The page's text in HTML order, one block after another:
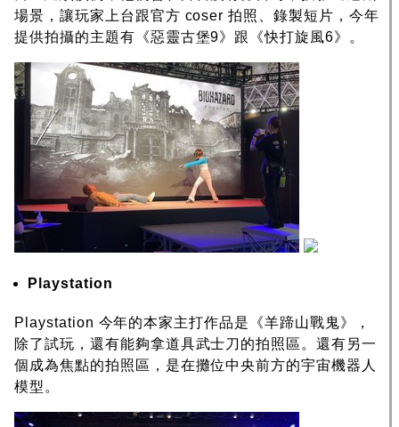
場景，讓玩家上台跟官方 coser 拍照、錄製短片，今年
提供拍攝的主題有《惡靈古堡9》跟《快打旋風6》。
Playstation
Playstation 今年的本家主打作品是《羊蹄山戰鬼》，
除了試玩，還有能夠拿道具武士刀的拍照區。還有另一
個成為焦點的拍照區，是在攤位中央前方的宇宙機器人
模型。